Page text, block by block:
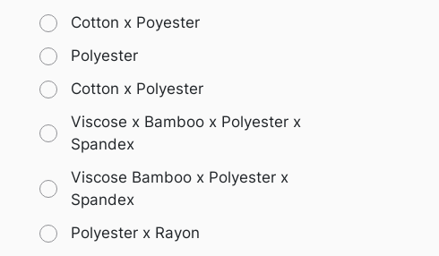
Cotton x Poyester
Polyester
Cotton x Polyester
Viscose x Bamboo x Polyester x
Spandex
Viscose Bamboo x Polyester x
Spandex
Polyester x Rayon